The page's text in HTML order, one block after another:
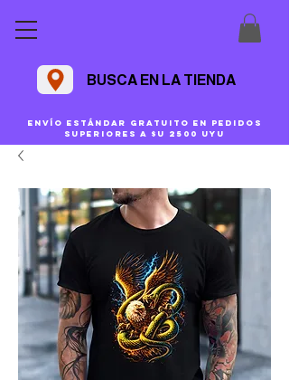
Envío estándar gratuito en pedidos
superiores a $U 2500 uyu
BUSCA EN LA TIENDA